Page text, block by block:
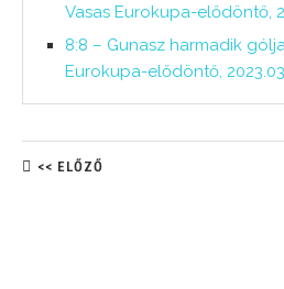
Vasas Eurokupa-elődöntő,
8:8 – Gunasz harmadik
Eurokupa-elődöntő,
<< ELŐZŐ